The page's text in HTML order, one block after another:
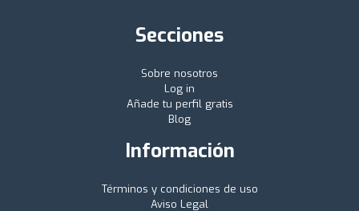
Secciones
Sobre nosotros
Log in
Añade tu perfil gratis
Blog
Información
Términos y condiciones de uso
Aviso Legal